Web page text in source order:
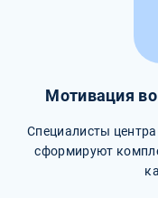
Мотивация
Специалисты
сформируют